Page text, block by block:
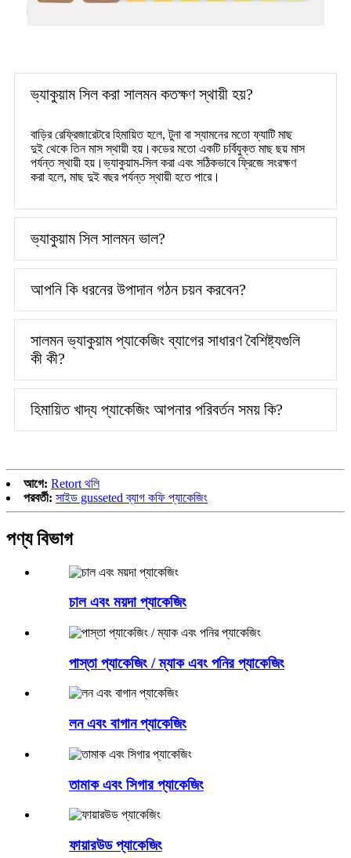
ভ্যাকুয়াম সিল করা সালমন কতক্ষণ স্থায়ী হয়?
বাড়ির রেফ্রিজারেটরে হিমায়িত হলে, টুনা বা স্যামনের মতো ফ্যাটি মাছ
দুই থেকে তিন মাস স্থায়ী হয়।কডের মতো একটি চর্বিযুক্ত মাছ ছয় মাস
পর্যন্ত স্থায়ী হয়।ভ্যাকুয়াম-সিল করা এবং সঠিকভাবে ফ্রিজে সংরক্ষণ
করা হলে, মাছ দুই বছর পর্যন্ত স্থায়ী হতে পারে।
ভ্যাকুয়াম সিল সালমন ভাল?
আপনি কি ধরনের উপাদান গঠন চয়ন করবেন?
সালমন ভ্যাকুয়াম প্যাকেজিং ব্যাগের সাধারণ বৈশিষ্ট্যগুলি
কী কী?
হিমায়িত খাদ্য প্যাকেজিং আপনার পরিবর্তন সময় কি?
আগে: Retort থলি
পরবর্তী: সাইড gusseted ব্যাগ কফি প্যাকেজিং
পণ্য বিভাগ
চাল এবং ময়দা প্যাকেজিং
পাস্তা প্যাকেজিং / ম্যাক এবং পনির প্যাকেজিং
লন এবং বাগান প্যাকেজিং
তামাক এবং সিগার প্যাকেজিং
ফায়ারউড প্যাকেজিং